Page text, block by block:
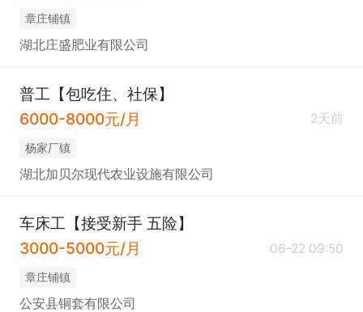
章庄铺镇
湖北庄盛肥业有限公司
普工【包吃住、社保】
6000-8000元/月
2天前
杨家厂镇
湖北加贝尔现代农业设施有限公司
车床工【接受新手 五险】
3000-5000元/月
06-22 09:50
章庄铺镇
公安县铜套有限公司